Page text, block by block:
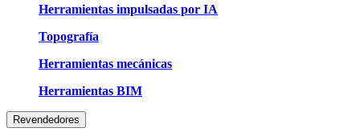
Herramientas impulsadas por IA
Topografía
Herramientas mecánicas
Herramientas BIM
Revendedores